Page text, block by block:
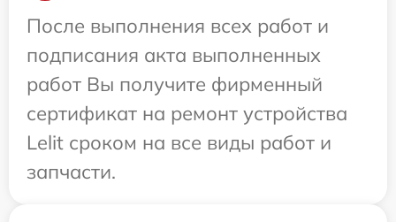
После выполнения всех работ и
подписания акта выполненных
работ Вы получите фирменный
сертификат на ремонт устройства
Lelit сроком на все виды работ и
запчасти.